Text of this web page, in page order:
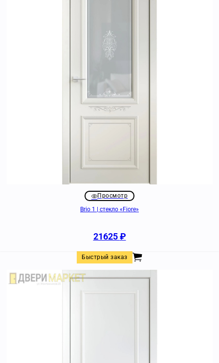
Просмотр
Brio 1 | стекло «Fiore»
21625₽
Быстрый заказ